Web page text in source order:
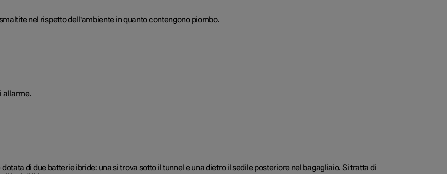
nel rispetto dell'ambiente in quanto contengono piombo.
allarme.
di due batterie ibride: una si trova sotto il tunnel e una dietro il sedile posteriore nel bagagliaio. Si tratta di